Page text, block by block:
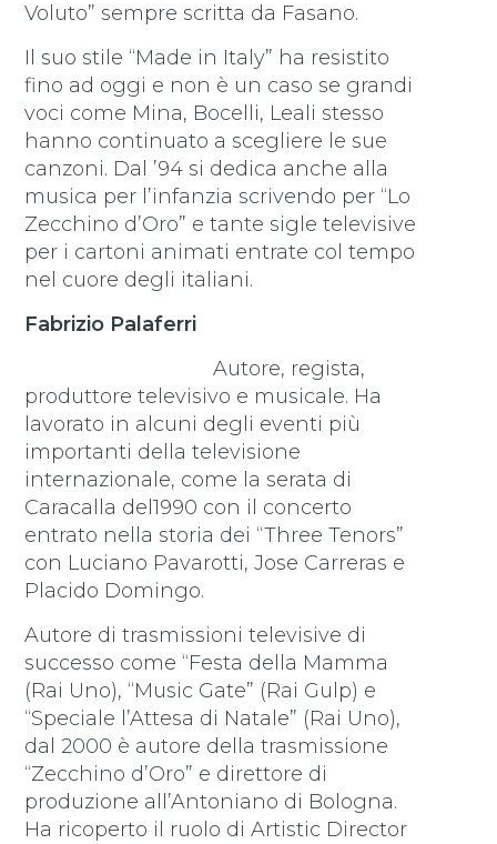
Voluto” sempre scritta da Fasano.
Il suo stile “Made in Italy” ha resistito
fino ad oggi e non è un caso se grandi
voci come Mina, Bocelli, Leali stesso
hanno continuato a scegliere le sue
canzoni. Dal ’94 si dedica anche alla
musica per l’infanzia scrivendo per “Lo
Zecchino d’Oro” e tante sigle televisive
per i cartoni animati entrate col tempo
nel cuore degli italiani.
Fabrizio Palaferri
Autore, regista,
produttore televisivo e musicale. Ha
lavorato in alcuni degli eventi più
importanti della televisione
internazionale, come la serata di
Caracalla del1990 con il concerto
entrato nella storia dei “Three Tenors”
con Luciano Pavarotti, Jose Carreras e
Placido Domingo.
Autore di trasmissioni televisive di
successo come “Festa della Mamma
(Rai Uno), “Music Gate” (Rai Gulp) e
“Speciale l’Attesa di Natale” (Rai Uno),
dal 2000 è autore della trasmissione
“Zecchino d’Oro” e direttore di
produzione all’Antoniano di Bologna.
Ha ricoperto il ruolo di Artistic Director